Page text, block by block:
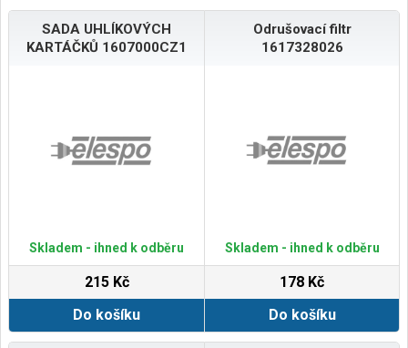
SADA UHLÍKOVÝCH
KARTÁČKŮ 1607000CZ1
Skladem - ihned k odběru
215 Kč
Do košíku
Odrušovací filtr
1617328026
Skladem - ihned k odběru
178 Kč
Do košíku